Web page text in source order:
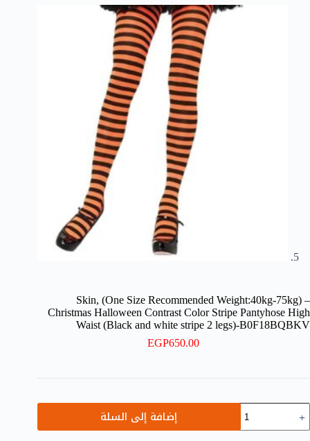
Skin, (One Size Recommended Weight:40kg-75kg) –
Christmas Halloween Contrast Color Stripe Pantyhose High
Waist (Black and white stripe 2 legs)-B0F18BQBKV
EGP650.00
Skin,
(One
إضافة إلى السلة